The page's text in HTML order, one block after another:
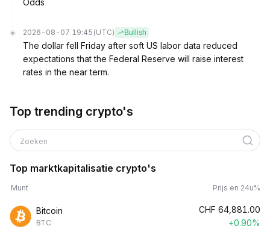
Odds
2026-08-07 19:45 (UTC) Bullish
The dollar fell Friday after soft US labor data reduced
expectations that the Federal Reserve will raise interest
rates in the near term.
Top trending crypto's
Zoeken
Top marktkapitalisatie crypto's
Munt Prijs en 24u%
Bitcoin
BTC
CHF 64,881.00
+0.90%